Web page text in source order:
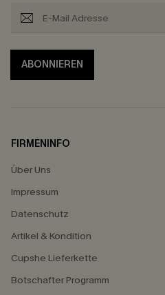
ABONNIEREN
FIRMENINFO
Über Uns
Impressum
Datenschutz
Artikel & Kondition
Cupshe Lieferkette
Botschafter Programm